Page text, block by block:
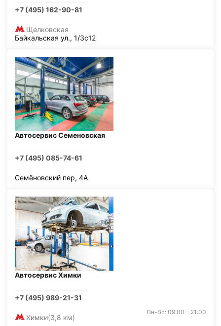
+7 (495) 162-90-81
Щелковская
Байкальская ул., 1/3с12
Автосервис Семеновская
+7 (495) 085-74-61
Семёновский пер, 4А
Автосервис Химки
+7 (495) 989-21-31
Химки(3,8 км)
Пн-Вс: 09:00 - 21:00